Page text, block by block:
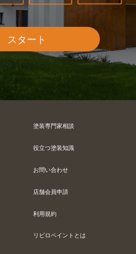
スタート
塗装専門家相談
役立つ塗装知識
お問い合わせ
店舗会員申請
利用規約
リビロペイントとは